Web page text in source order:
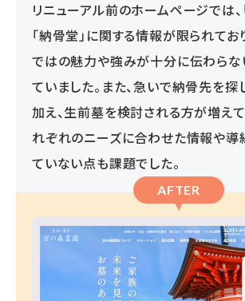
リニューアル前のホームページでは、
「納骨堂」に関する情報が限られてお
ではの魅力や強みが十分に伝わらな
ていました。また、急いで納骨先を探
加え、生前墓を検討される方が増えて
れぞれのニーズに合わせた情報や導
ていない点も課題でした。
AFTER